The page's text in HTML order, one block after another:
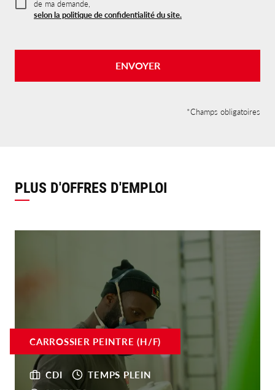
de ma demande,
selon la politique de confidentialité du site.
ENVOYER
*Champs obligatoires
PLUS D'OFFRES D'EMPLOI
CARROSSIER PEINTRE (H/F)
CDI
TEMPS PLEIN